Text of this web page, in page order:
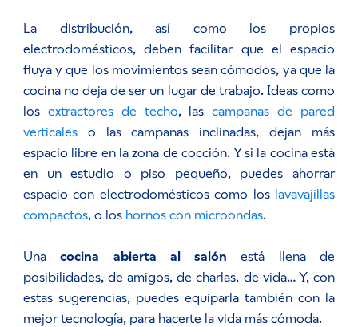
La distribución, así como los propios
electrodomésticos, deben facilitar que el espacio
fluya y que los movimientos sean cómodos, ya que la
cocina no deja de ser un lugar de trabajo. Ideas como
los extractores de techo, lascampanas de pared
verticaleso las campanas inclinadas, dejan más
espacio libre en la zona de cocción. Y si la cocina está
en un estudio o piso pequeño, puedes ahorrar
espacio con electrodomésticos como los lavavajillas
compactos, o los hornos con microondas.
Unacocina abierta al salón está llena de
posibilidades, de amigos, de charlas, de vida… Y, con
estas sugerencias, puedes equiparla también con la
mejor tecnología, para hacerte la vida más cómoda.